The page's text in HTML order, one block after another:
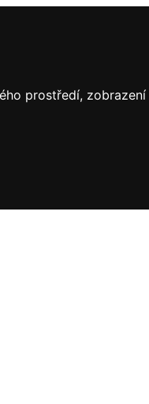
prostředí,